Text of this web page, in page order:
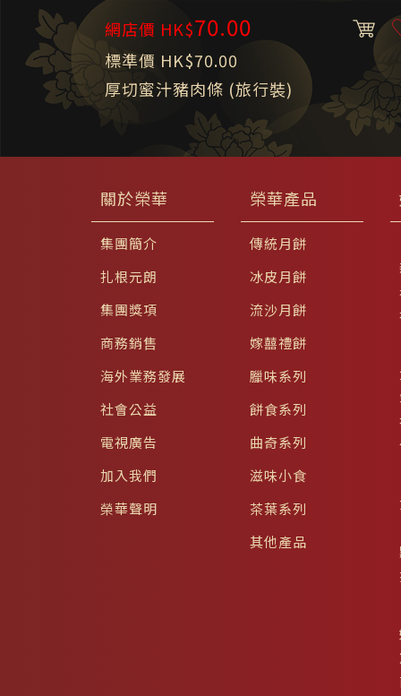
網店價 HK$70.00
標準價 HK$70.00
厚切蜜汁豬肉條 (旅行裝)
關於榮華
集團簡介
扎根元朗
集團獎項
商務銷售
海外業務發展
社會公益
電視廣告
加入我們
榮華聲明
榮華產品
傳統月餅
冰皮月餅
流沙月餅
嫁囍禮餅
臘味系列
餅食系列
曲奇系列
滋味小食
茶葉系列
其他產品